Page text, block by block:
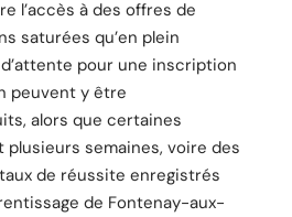
l’accès à des offres de
saturées qu’en plein
pour une inscription
peuvent y être
alors que certaines
plusieurs semaines, voire des
de réussite enregistrés
de Fontenay-aux-